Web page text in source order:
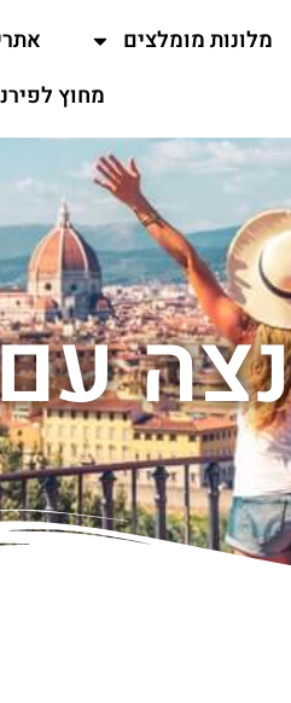
מלונות מומלצים
מחוץ